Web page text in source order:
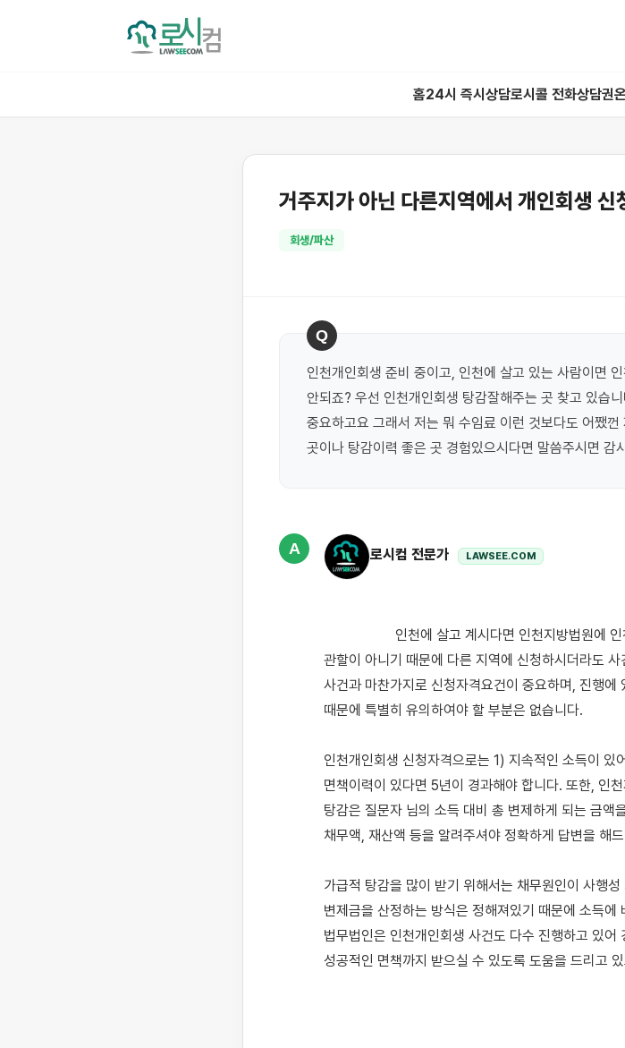
홈24시 즉시상담로시콜 전화상담권
거주지가 아닌 다른지역에서 개인회생 신
회생/파산
Q
인천개인회생 준비 중이고, 인천에 살고 있는 사람이면
안되죠? 우선 인천개인회생 탕감잘해주는 곳 찾고 있습
중요하고요 그래서 저는 뭐 수임료 이런 것보다도 어쨌
곳이나 탕감이력 좋은 곳 경험있으시다면 말씀주시면 감
A 로시컴 전문가 LAWSEE.COM
관할이 아니기 때문에 다른 지역에 신청하시더라도
사건과 마찬가지로 신청자격요건이 중요하며, 진행에
때문에 특별히 유의하여야 할 부분은 없습니다.
인천개인회생 신청자격으로는 1) 지속적인 소득이
면책이력이 있다면 5년이 경과해야 합니다. 또한, 인
탕감은 질문자 님의 소득 대비 총 변제하게 되는 금액
채무액, 재산액 등을 알려주셔야 정확하게 답변을 해
가급적 탕감을 많이 받기 위해서는 채무원인이 사행
변제금을 산정하는 방식은 정해져있기 때문에 소득
법무법인은 인천개인회생 사건도 다수 진행하고 있
성공적인 면책까지 받으실 수 있도록 도움을 드리고